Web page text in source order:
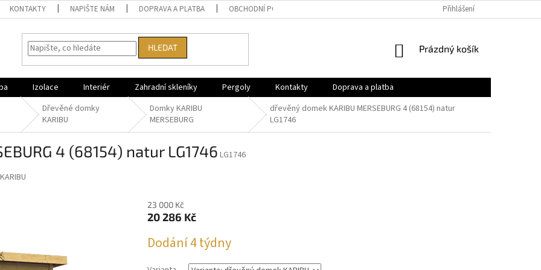
KONTAKTY NAPIŠTE NÁM DOPRAVA A PLATBA OBCHODNÍ PODMÍNKY VRÁCENÍ ZBOŽÍ A
Přihlášení
HLEDAT
NÁKUPNÍ
Prázdný košík
Izolace Interiér Zahradní skleníky Pergoly Kontakty Doprava a platba
Dřevěné domky
KARIBU
Domky KARIBU
MERSEBURG
dřevěný domek KARIBU MERSEBURG 4 (68154) natur
LG1746
4 (68154) natur LG1746 LG1746
KARIBU
23 000 Kč
20 286 Kč
cena:
Dodání 4 týdny